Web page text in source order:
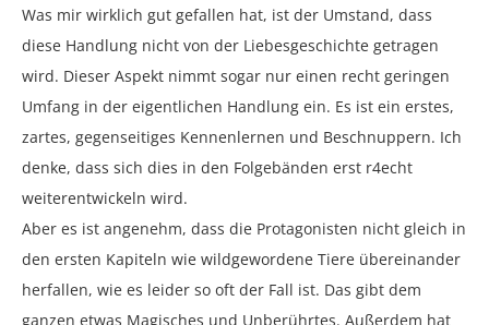
Was mir wirklich gut gefallen hat, ist der Umstand, dass
diese Handlung nicht von der Liebesgeschichte getragen
wird. Dieser Aspekt nimmt sogar nur einen recht geringen
Umfang in der eigentlichen Handlung ein. Es ist ein erstes,
zartes, gegenseitiges Kennenlernen und Beschnuppern. Ich
denke, dass sich dies in den Folgebänden erst r4echt
weiterentwickeln wird.
Aber es ist angenehm, dass die Protagonisten nicht gleich in
den ersten Kapiteln wie wildgewordene Tiere übereinander
herfallen, wie es leider so oft der Fall ist. Das gibt dem
ganzen etwas Magisches und Unberührtes. Außerdem hat